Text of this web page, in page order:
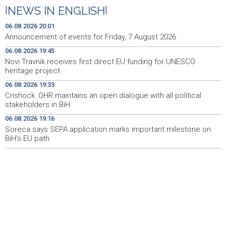
08:12
Zenički rudari još u jami, zdravstveno stanje 11 rudara
dobro
08:11 Dvije osobe poginule u u eksploziji minibusa u Siriji
07:45 Zakonodavci pozivaju Trumpa da uvede sankcije Dodiku
07:08
Danas Sarajevo Modest Fashion Festival, upečatljivost
bosanskohercegovačkog dizajna
06:57
Pojačan intenzitet saobraćaja, duge kolone vozila na
NEWS IN ENGLISH
06.08.2026 20:01
Announcement of events for Friday, 7 August 2026
06.08.2026 19:45
Novi Travnik receives first direct EU funding for UNESCO
heritage project
06.08.2026 19:33
Crishock: OHR maintains an open dialogue with all political
stakeholders in BiH
06.08.2026 19:16
Soreca says SEPA application marks important milestone on
BiH's EU path